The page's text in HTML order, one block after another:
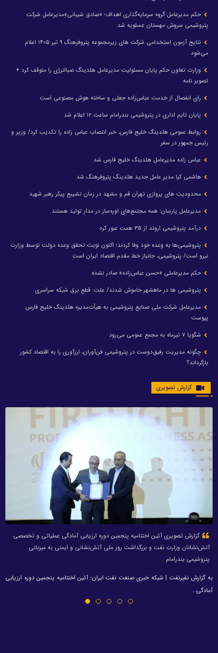
حکم مدیرعامل گروه سرمایه‌گذاری اهداف؛ «صادق شیبانی»مدیرعامل شرکت
پتروشیمی سروش مهستان عسلویه شد
نتایج آزمون استخدامی شرکت های زیرمجموعه پتروفرهنگ ۹ تیر ۱۴۰۵ اعلام
می‌شود
وزارت تعاون حکم پایان مسئولیت مدیرعامل هلدینگ صباانرژی را متوقف کرد +
تصویر نامه
رای انفصال از خدمت عباس‌زاده جعلی و ساخته هوش مصنوعی است
پایان تایم اداری در پتروشیمی بندرامام ساعت ۱۲ اعلام شد
روابط عمومی هلدینگ خلیج فارس، خبر انتصاب عباس زاده را تکذیب کرد/ وزیر و
رئیس جمهور در سفر
عباس زاده مدیرعامل هلدینگ خلیج فارس شد
هاشمی کیا مدیر عامل جدید هلدینگ پتروفرهنگ شد
محدودیت های پروازی تهران قم و مشهد در زمان تشییع پیکر رهبر شهید
مدیرعامل پارسان: همه مجتمع‌های اوره‌ساز در مدار تولید هستند
درآمد پتروشیمی اروند از ۳۵ همت عبور کرد
پتروشیمی‌ها به وعده خود وفا کردند؛ اکنون نوبت تحقق وعده دولت توسط وزارت
نیرو است/ پتروشیمی، جانباز خط مقدم اقتصاد ایران است
حکم مدیرعاملی «حسن عباس‌زاده» صادر نشده
پتروشیمی ها در ماهشهر خاموش شدند/ علت: قطع برق شبکه سراسری
مدیرعامل شرکت ملی صنایع پتروشیمی به هیأت‌مدیره هلدینگ خلیج فارس
پیوست
شگویا ۷ تیرماه به مجمع عمومی می‌رود
چگونه مدیریت رفیق‌دوست در پتروشیمی فن‌آوران، ارزآوری را به اقتصاد کشور
بازگرداند؟
گزارش تصویری
گزارش تصویری آئین اختتامیه پنجمین دوره ارزیابی آمادگی عملیاتی و تخصصی
آتش‌نشانان وزارت نفت و بزرگداشت روز ملی آتش‌نشانی و ایمنی به میزبانی
پتروشیمی بندرامام
به گزارش نفیرنفت | شبکه خبری صنعت نفت ایران؛ آئین اختتامیه پنجمین دوره ارزیابی
آمادگی…